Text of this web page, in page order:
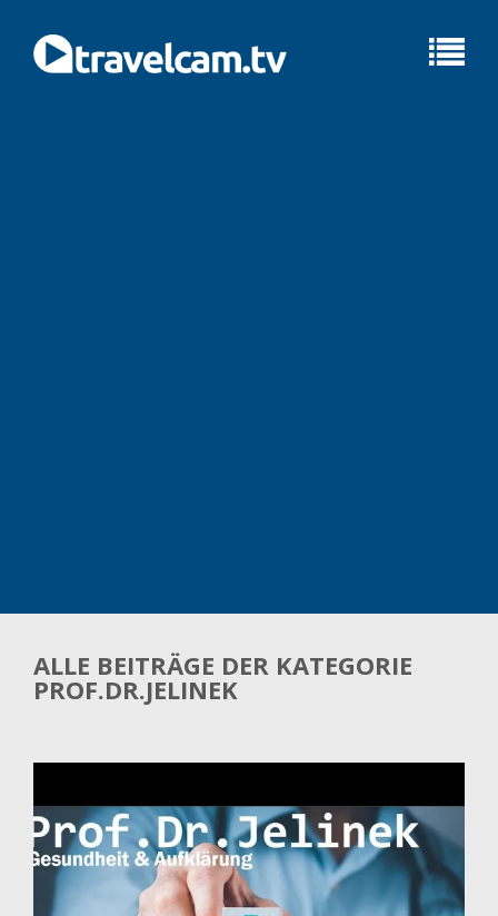
ALLE BEITRÄGE DER KATEGORIE
PROF.DR.JELINEK